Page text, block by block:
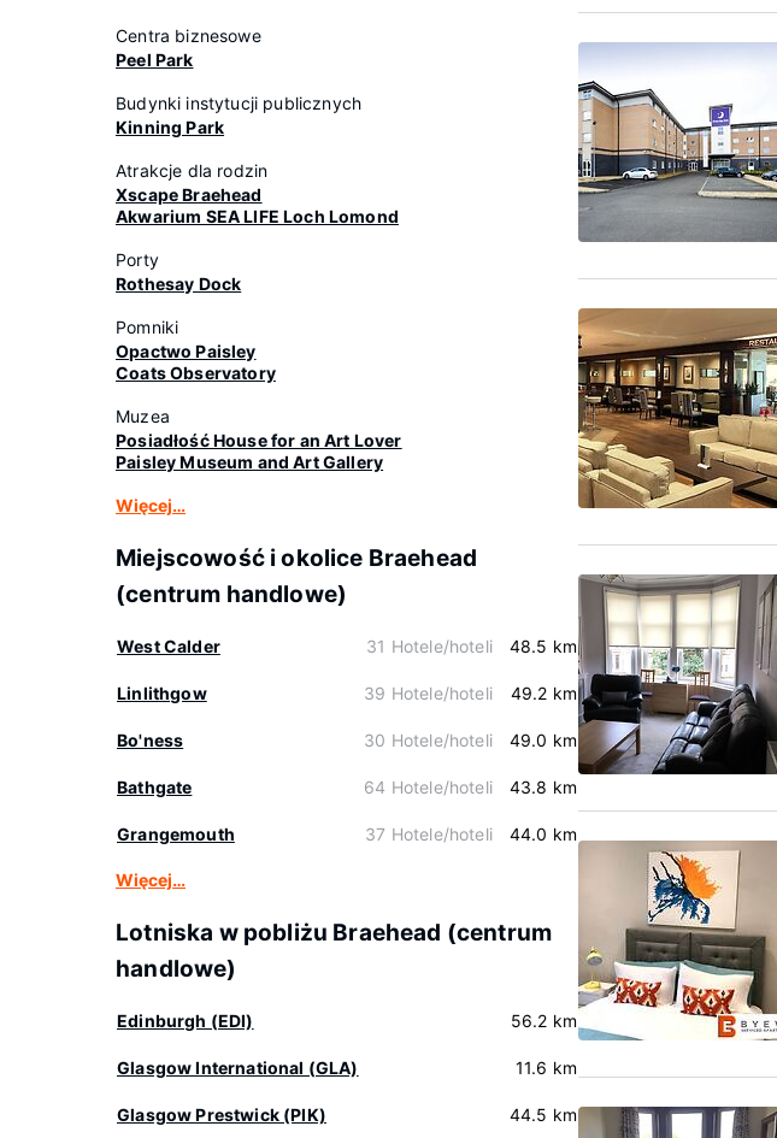
Centra biznesowe
Peel Park
Budynki instytucji publicznych
Kinning Park
Atrakcje dla rodzin
Xscape Braehead
Akwarium SEA LIFE Loch Lomond
Porty
Rothesay Dock
Pomniki
Opactwo Paisley
Coats Observatory
Muzea
Posiadłość House for an Art Lover
Paisley Museum and Art Gallery
Więcej…
Miejscowość i okolice Braehead
(centrum handlowe)
West Calder 31 Hotele/hoteli 48.5 km
Linlithgow 39 Hotele/hoteli 49.2 km
Bo'ness 30 Hotele/hoteli 49.0 km
Bathgate 64 Hotele/hoteli 43.8 km
Grangemouth 37 Hotele/hoteli 44.0 km
Więcej…
Lotniska w pobliżu Braehead (centrum
handlowe)
Edinburgh (EDI) 56.2 km
Glasgow International (GLA) 11.6 km
Glasgow Prestwick (PIK) 44.5 km